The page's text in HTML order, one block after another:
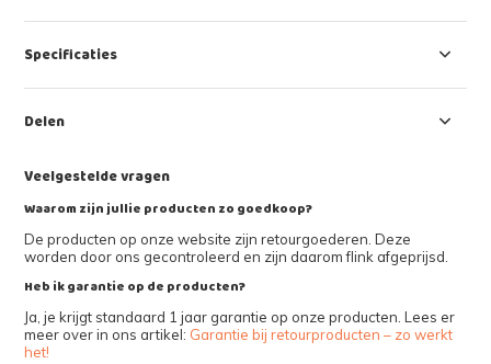
Specificaties
Delen
Veelgestelde vragen
Waarom zijn jullie producten zo goedkoop?
De producten op onze website zijn retourgoederen. Deze
worden door ons gecontroleerd en zijn daarom flink afgeprijsd.
Heb ik garantie op de producten?
Ja, je krijgt standaard 1 jaar garantie op onze producten. Lees er
meer over in ons artikel: Garantie bij retourproducten – zo werkt
het!